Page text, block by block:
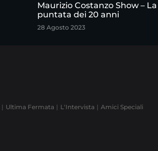
Maurizio Costanzo Show – La
puntata dei 20 anni
28 Agosto 2023
Ultima Fermata L'Intervista
Amici Speciali